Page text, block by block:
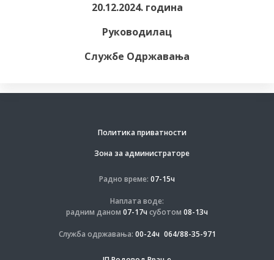
20.12.2024. година
Руководилац
Службе Одржавања
Политика приватности
Зона за администраторе
Радно време: 07-15ч
Наплата воде:
радним даном 07-17ч суботом 08-13ч
Служба одржавања: 00-24ч 064/88-35-971